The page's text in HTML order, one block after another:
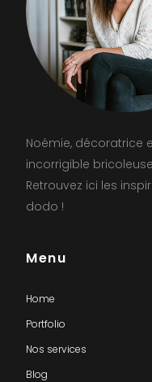
Noémie, décoratrice
incorrigible
Retrouvez ici les
dodo !
Menu
Home
Portfolio
Nos services
Blog